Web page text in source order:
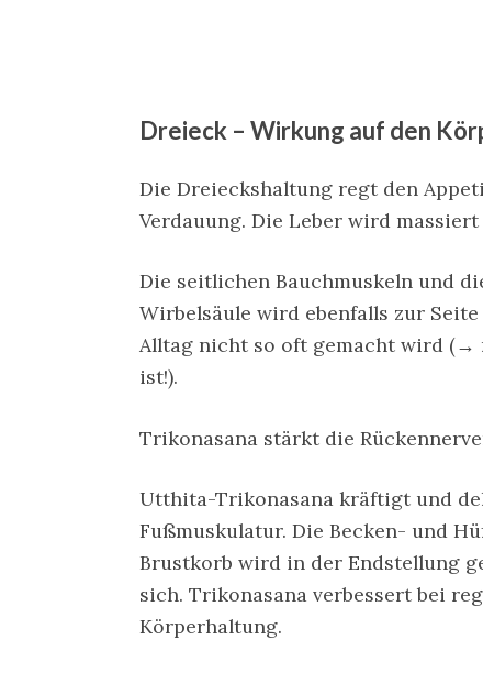
Dreieck – Wirkung auf den
Die Dreieckshaltung regt den
Verdauung. Die Leber wird
Die seitlichen Bauchmuskeln und
Wirbelsäule wird ebenfalls zur
Alltag nicht so oft gemacht wird (→
ist!).
Trikonasana stärkt die
Utthita-Trikonasana kräftigt und
Fußmuskulatur. Die Becken- und
Brustkorb wird in der Endstellung
sich. Trikonasana verbessert bei
Körperhaltung.